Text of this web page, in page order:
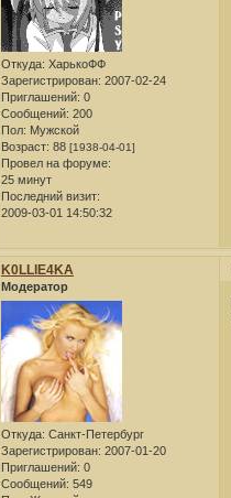
Откуда: ХарькоФФ
Зарегистрирован: 2007-02-24
Приглашений: 0
Сообщений: 200
Пол: Мужской
Возраст: 88 [1938-04-01]
Провел на форуме:
25 минут
Последний визит:
2009-03-01 14:50:32
K0LLlE4KA
Модератор
Откуда: Санкт-Петербург
Зарегистрирован: 2007-01-20
Приглашений: 0
Сообщений: 549